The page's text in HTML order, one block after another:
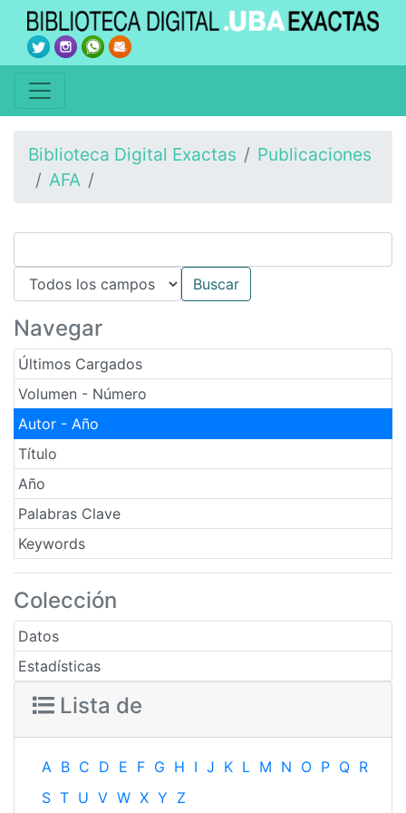
Biblioteca Digital Exactas
Publicaciones
AFA
Navegar
Últimos Cargados
Volumen - Número
Autor - Año
Título
Año
Palabras Clave
Keywords
Colección
Datos
Estadísticas
Lista de
A B C D E F G H I J K L M N O P Q R
S T U V W X Y Z